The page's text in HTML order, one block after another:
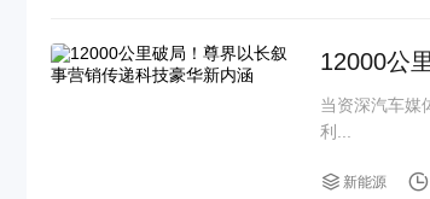
12000公
当资深汽车媒
利...
新能源